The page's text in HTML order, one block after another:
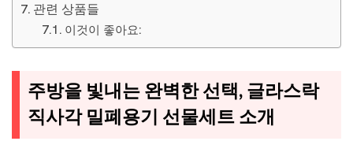
관련 상품들
이것이 좋아요:
주방을 빛내는 완벽한 선택, 글라스락
직사각 밀폐용기 선물세트 소개